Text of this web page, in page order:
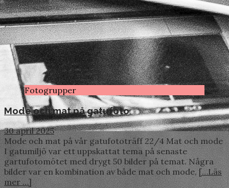
Fotogrupper
Mode och mat på gatufoto
30 april 2025
Mode och mat på vår gatufototräff 22/4 Mat och mode
I gatumiljö var ett uppskattat tema på senaste
gartufotomötet med drygt 50 bilder på temat. Några
bilder var en kombination av både mat och mode,[…Läs
mer …]